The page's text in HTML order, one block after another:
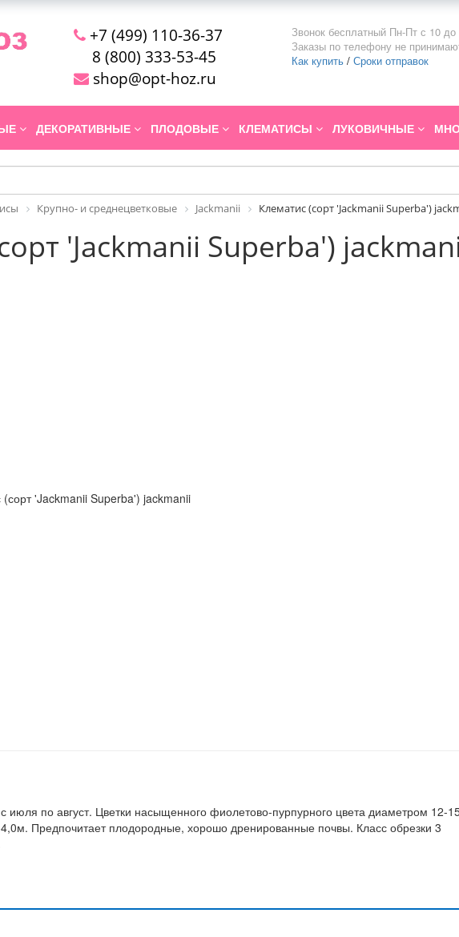
+7 (499) 110-36-37
8 (800) 333-53-45
shop@opt-hoz.ru
Звонок бесплатный Пн-Пт с 10 до
Заказы по телефону не
Как купить / Сроки отправок
ДЕКОРАТИВНЫЕ ПЛОДОВЫЕ КЛЕМАТИСЫ ЛУКОВИЧНЫЕ
Крупно- и среднецветковые Jackmanii Клематис (сорт 'Jackmanii Superba')
'Jackmanii Superba')
июля по август. Цветки насыщенного фиолетово-пурпурного цвета диаметром 12-
Предпочитает плодородные, хорошо дренированные почвы. Класс обрезки 3